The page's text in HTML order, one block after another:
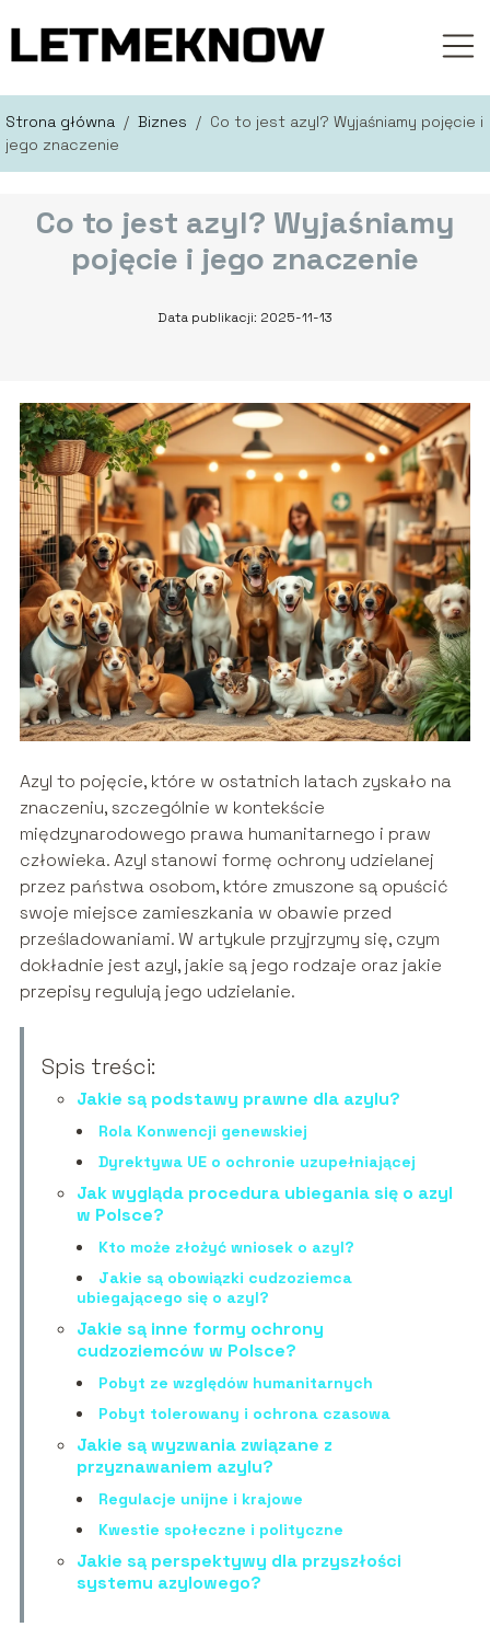
Strona główna / Biznes / Co to jest azyl? Wyjaśniamy pojęcie i
jego znaczenie
Co to jest azyl? Wyjaśniamy
pojęcie i jego znaczenie
Data publikacji: 2025-11-13
Azyl to pojęcie, które w ostatnich latach zyskało na
znaczeniu, szczególnie w kontekście
międzynarodowego prawa humanitarnego i praw
człowieka. Azyl stanowi formę ochrony udzielanej
przez państwa osobom, które zmuszone są opuścić
swoje miejsce zamieszkania w obawie przed
prześladowaniami. W artykule przyjrzymy się, czym
dokładnie jest azyl, jakie są jego rodzaje oraz jakie
przepisy regulują jego udzielanie.
Spis treści:
Jakie są podstawy prawne dla azylu?
Rola Konwencji genewskiej
Dyrektywa UE o ochronie uzupełniającej
Jak wygląda procedura ubiegania się o azyl
w Polsce?
Kto może złożyć wniosek o azyl?
Jakie są obowiązki cudzoziemca
ubiegającego się o azyl?
Jakie są inne formy ochrony
cudzoziemców w Polsce?
Pobyt ze względów humanitarnych
Pobyt tolerowany i ochrona czasowa
Jakie są wyzwania związane z
przyznawaniem azylu?
Regulacje unijne i krajowe
Kwestie społeczne i polityczne
Jakie są perspektywy dla przyszłości
systemu azylowego?